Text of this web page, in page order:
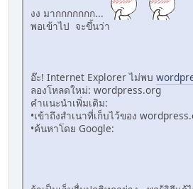
งง มากกกกกกก...
พอเข้าไป จะขึ้นว่า
อ๊ะ! Internet Explorer ไม่พบ
ลองโหลดใหม่: wordpress.­org
คำแนะนำเพิ่มเติม:
•เข้าถึงสำเนาที่เก็บไว้ของ
•ค้นหาโดย Google: